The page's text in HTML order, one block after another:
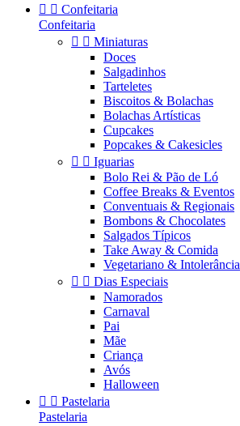
  Confeitaria
Confeitaria
  Miniaturas
Doces
Salgadinhos
Tarteletes
Biscoitos & Bolachas
Bolachas Artísticas
Cupcakes
Popcakes & Cakesicles
  Iguarias
Bolo Rei & Pão de Ló
Coffee Breaks & Eventos
Conventuais & Regionais
Bombons & Chocolates
Salgados Típicos
Take Away & Comida
Vegetariano & Intolerância
  Dias Especiais
Namorados
Carnaval
Pai
Mãe
Criança
Avós
Halloween
  Pastelaria
Pastelaria